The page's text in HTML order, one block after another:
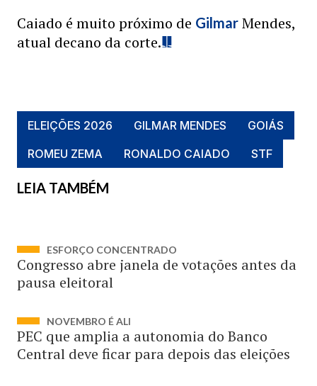
Caiado é muito próximo de Gilmar Mendes,
atual decano da corte.
ELEIÇÕES 2026 GILMAR MENDES
GOIÁS
ROMEU ZEMA
RONALDO CAIADO STF
LEIA TAMBÉM
ESFORÇO CONCENTRADO
Congresso abre janela de votações antes da
pausa eleitoral
NOVEMBRO É ALI
PEC que amplia a autonomia do Banco
Central deve ficar para depois das eleições